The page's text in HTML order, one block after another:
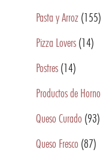
Pasta y Arroz (155)
Pizza Lovers (14)
Postres (14)
Productos de Horno
Queso Curado (93)
Queso Fresco (87)